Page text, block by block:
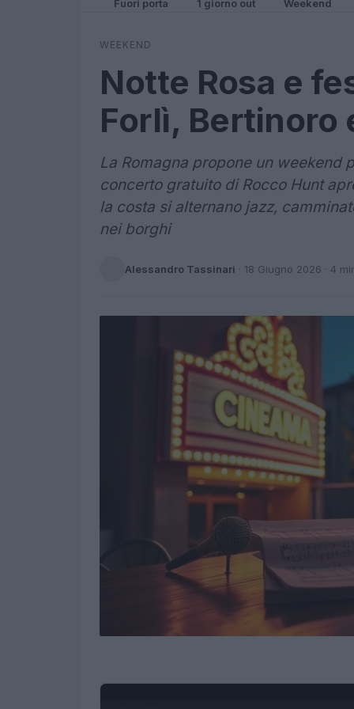
Fuori porta 1 giorno out Weekend
WEEKEND
Notte Rosa e
Forlì, Bertinoro
La Romagna propone un weekend
concerto gratuito di Rocco Hunt
la costa si alternano jazz,
nei borghi
Alessandro Tassinari · 18 Giugno 2026 · 4